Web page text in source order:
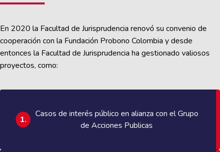
En 2020 la Facultad de Jurisprudencia renovó su convenio de
cooperación con la Fundación Probono Colombia y desde
entonces la Facultad de Jurisprudencia ha gestionado valiosos
proyectos, como:
1.
Casos de interés público en alianza con el Grupo
de Acciones Publicas